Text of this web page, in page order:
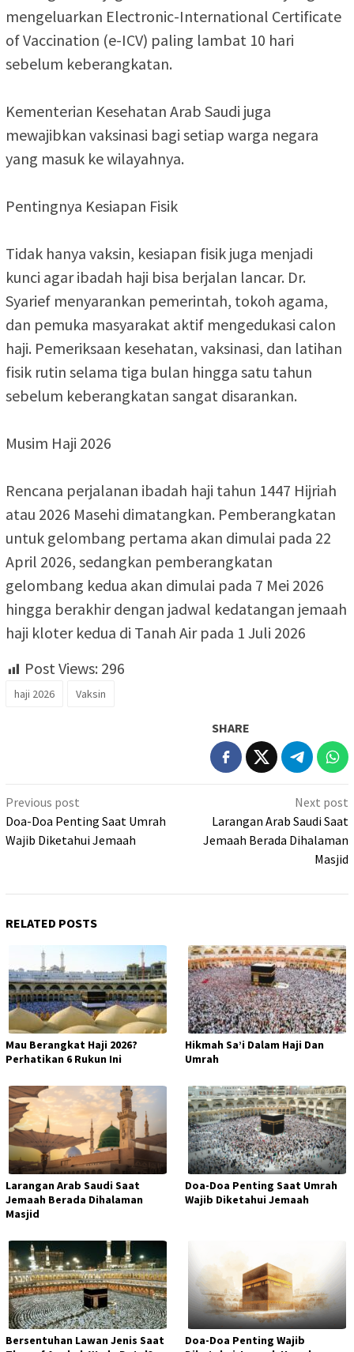
mengeluarkan Electronic-International Certificate
of Vaccination (e-ICV) paling lambat 10 hari
sebelum keberangkatan.
Kementerian Kesehatan Arab Saudi juga
mewajibkan vaksinasi bagi setiap warga negara
yang masuk ke wilayahnya.
Pentingnya Kesiapan Fisik
Tidak hanya vaksin, kesiapan fisik juga menjadi
kunci agar ibadah haji bisa berjalan lancar. Dr.
Syarief menyarankan pemerintah, tokoh agama,
dan pemuka masyarakat aktif mengedukasi calon
haji. Pemeriksaan kesehatan, vaksinasi, dan latihan
fisik rutin selama tiga bulan hingga satu tahun
sebelum keberangkatan sangat disarankan.
Musim Haji 2026
Rencana perjalanan ibadah haji tahun 1447 Hijriah
atau 2026 Masehi dimatangkan. Pemberangkatan
untuk gelombang pertama akan dimulai pada 22
April 2026, sedangkan pemberangkatan
gelombang kedua akan dimulai pada 7 Mei 2026
hingga berakhir dengan jadwal kedatangan jemaah
haji kloter kedua di Tanah Air pada 1 Juli 2026
Post Views: 296
haji 2026 Vaksin
SHARE
Post
navigation
Previous post
Doa-Doa Penting Saat Umrah
Wajib Diketahui Jemaah
Next post
Larangan Arab Saudi Saat
Jemaah Berada Dihalaman
Masjid
RELATED POSTS
Mau Berangkat Haji 2026?
Perhatikan 6 Rukun Ini
Hikmah Sa’i Dalam Haji Dan
Umrah
Larangan Arab Saudi Saat
Jemaah Berada Dihalaman
Masjid
Doa-Doa Penting Saat Umrah
Wajib Diketahui Jemaah
Bersentuhan Lawan Jenis Saat
Doa-Doa Penting Wajib